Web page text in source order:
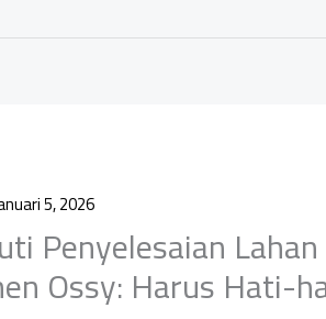
5, 2026
Penyelesaian
Ossy: Harus Hati-